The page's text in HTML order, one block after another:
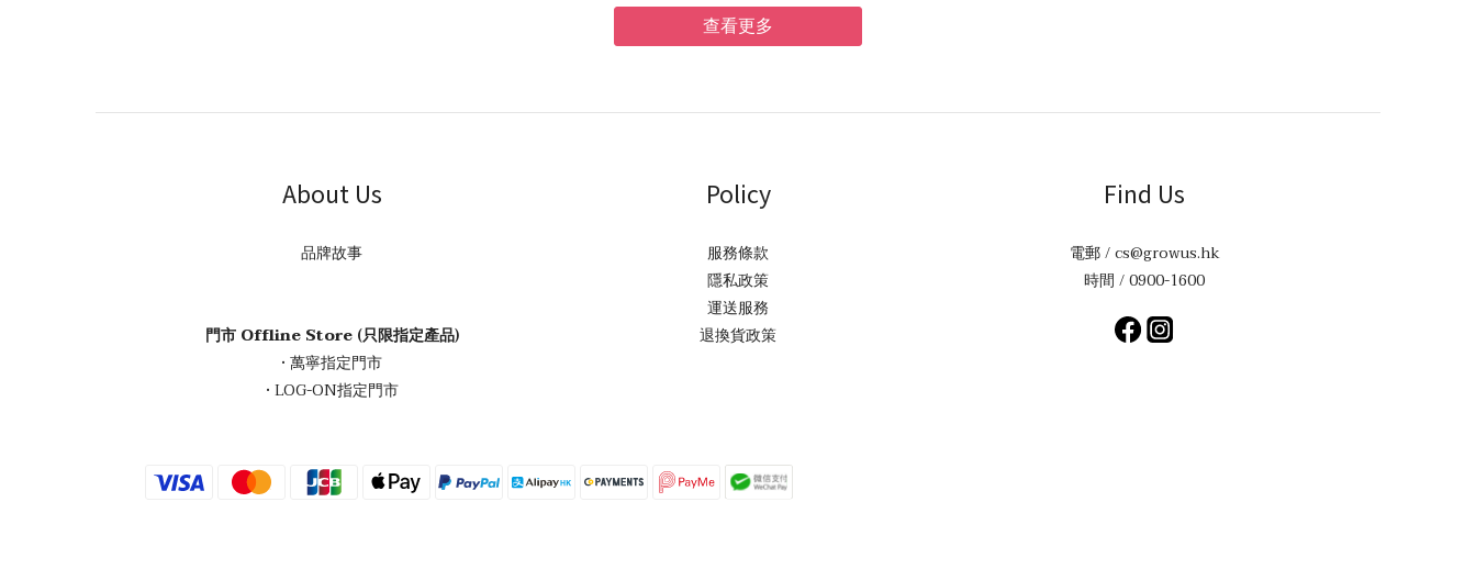
查看更多
About Us
品牌故事
門市 Offline Store (只限指定產品)
• 萬寧指定門市
• LOG-ON指定門市
Policy
服務條款
隱私政策
運送服務
退換貨政策
Find Us
電郵 / cs@growus.hk
時間 / 0900-1600